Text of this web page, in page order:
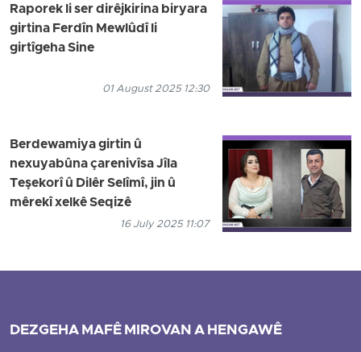
Raporek li ser dirêjkirina biryara
girtina Ferdîn Mewlûdî li
girtîgeha Sine
01 August 2025 12:30
Berdewamiya girtin û
nexuyabûna çarenivîsa Jîla
Teşekorî û Dilêr Selîmî, jin û
mêrekî xelkê Seqizê
16 July 2025 11:07
DEZGEHA MAFÊ MIROVAN A HENGAWÊ